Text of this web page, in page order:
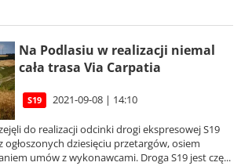
Na Podlasiu w realizacji niemal
cała trasa Via Carpatia
S19 2021-09-08 | 14:10
do realizacji odcinki drogi ekspresowej S19
ogłoszonych dziesięciu przetargów, osiem
umów z wykonawcami. Droga S19 jest czę...